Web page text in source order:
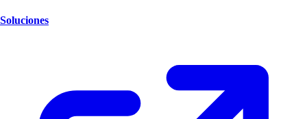
Soluciones